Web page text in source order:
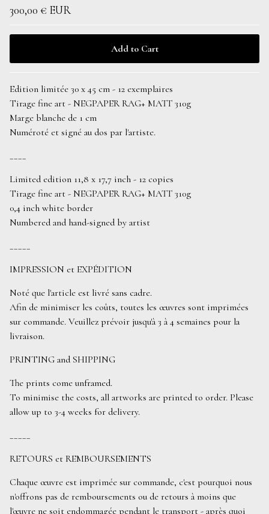
300,00 € EUR
Add to Cart
Edition limitée 30 x 45 cm - 12 exemplaires
Tirage fine art - NEGPAPER RAG+ MATT 310g
Marge blanche de 1 cm
Numéroté et signé au dos par l'artiste.
Limited edition 11,8 x 17,7 inch - 12 copies
Tirage fine art - NEGPAPER RAG+ MATT 310g
0,4 inch white border
Numbered and hand-signed by artist
IMPRESSION et EXPÉDITION
Noté que l'article est livré sans cadre.
Afin de minimiser les coûts, toutes les œuvres sont imprimées
sur commande. Veuillez prévoir jusqu'à 3 à 4 semaines pour la
livraison.
PRINTING and SHIPPING
The prints come unframed.
To minimise the costs, all artworks are printed to order. Please
allow up to 3-4 weeks for delivery.
RETOURS et REMBOURSEMENTS
Chaque œuvre est imprimée sur commande, c'est pourquoi nous
n'offrons pas de remboursements ou de retours à moins que
l'œuvre ne soit endommagée pendant le transport - après quoi